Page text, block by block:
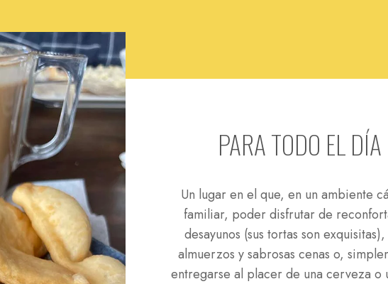
PARA TO​​DO EL DÍA
Un lugar en el que, en un ambiente
familiar, poder disfrutar de
desayunos (sus tortas son
almuerzos y sabrosas cenas o,
entregarse al placer de una cerveza o